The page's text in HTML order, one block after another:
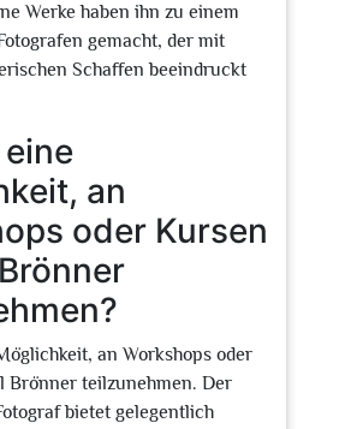
Werke haben ihn zu einem
gemacht, der mit
Schaffen beeindruckt
an
oder Kursen
an Workshops oder
Brönner teilzunehmen. Der
bietet gelegentlich